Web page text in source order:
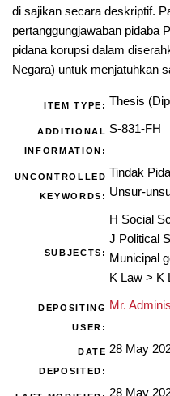
di sajikan secara deskriptif.
pertanggungjawaban pidaba
pidana korupsi dalam
Negara) untuk menjatuhkan
ITEM TYPE: Thesis
ADDITIONAL
INFORMATION:
S-831-FH
UNCONTROLLED
KEYWORDS:
Tindak
Unsur-
SUBJECTS:
H Social
J Political
Municipal
K Law> K
DEPOSITING
USER:
Mr.
DATE
DEPOSITED:
28 May
28 May